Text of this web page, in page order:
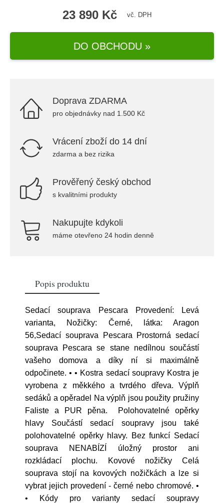
23 890 Kč vč. DPH
DO OBCHODU »
Doprava ZDARMA
pro objednávky nad 1.500 Kč
Vrácení zboží do 14 dní
zdarma a bez rizika
Prověřený český obchod
s kvalitními produkty
Nakupujte kdykoli
máme otevřeno 24 hodin denně
Popis produktu
Sedací souprava Pescara Provedení: Levá
varianta, Nožičky: Černé, látka: Aragon
56,Sedací souprava Pescara Prostorná sedací
souprava Pescara se stane nedílnou součástí
vašeho domova a díky ní si maximálně
odpočinete. • • Kostra sedací soupravy Kostra je
vyrobena z měkkého a tvrdého dřeva. Výplň
sedáků a opěradel Na výplň jsou použity pružiny
Faliste a PUR pěna. Polohovatelné opěrky
hlavy Součástí sedací soupravy jsou také
polohovatelné opěrky hlavy. Bez funkcí Sedací
souprava NENABÍZÍ úložný prostor ani
rozkládací plochu. Kovové nožičky Celá
souprava stojí na kovových nožičkách a lze si
vybrat jejich provedení - černé nebo chromové. •
• Kódy pro varianty sedací soupravy